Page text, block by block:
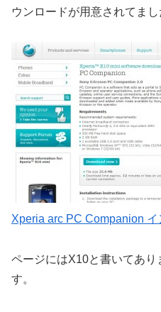
ウンロードが用意されてまし
Xperia arc PC Companion イ
ページにはX10と書いてあり
す。